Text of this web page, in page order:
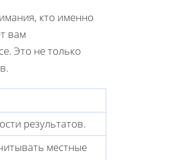
кто именно
вам
Это не только
результатов.
местные